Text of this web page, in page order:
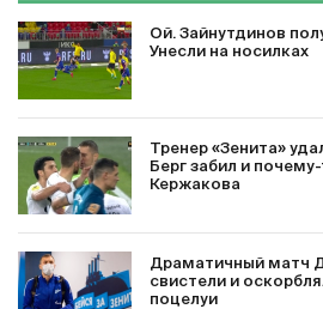
Ой. Зайнутдинов
Унесли на носилках
Тренер «Зенита»
Берг забил и
Кержакова
Драматичный матч
свистели и
поцелуи